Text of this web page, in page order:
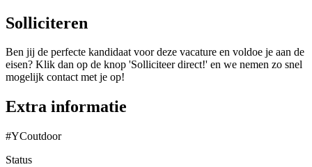
Solliciteren
Ben jij de perfecte kandidaat voor deze vacature en voldoe je aan de
eisen? Klik dan op de knop 'Solliciteer direct!' en we nemen zo snel
mogelijk contact met je op!
Extra informatie
#YCoutdoor
Status